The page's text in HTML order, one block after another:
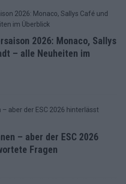
2026: Monaco, Sallys
– alle Neuheiten im
– aber der ESC 2026
Fragen